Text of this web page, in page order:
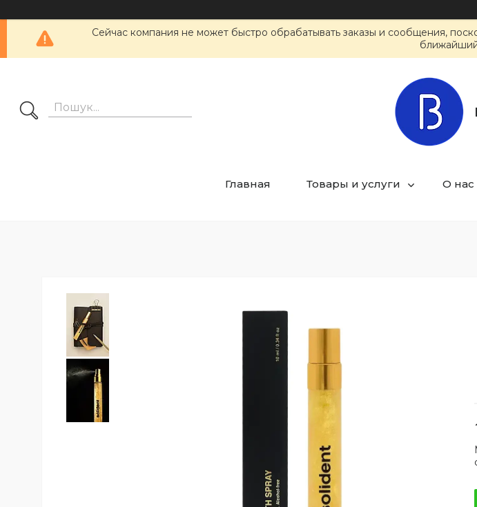
Сейчас компания не может быстро обрабатывать заказы и сообщения,
Главная Товары и услуги О нас